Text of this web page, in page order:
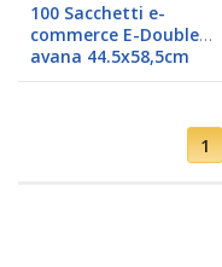
100 Sacchetti e-
commerce E-Double
avana 44.5x58,5cm
stai
1